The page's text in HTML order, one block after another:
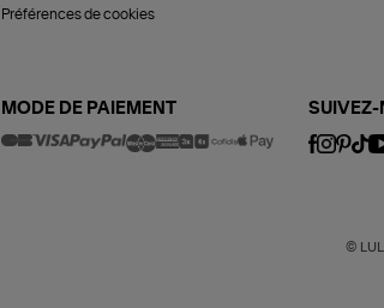
Préférences de cookies
MODE DE PAIEMENT SUIVEZ-
©